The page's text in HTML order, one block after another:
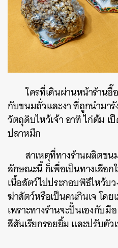
ใครที่เดินผ่านหน้าร้านอื๊
กับขนมถั่วและงา ที่ถูกนำมา
วัตถุดิบไหว้เจ้า อาทิ ไก่ต้ม
ปลาหมึก
สาเหตุที่ทางร้านผลิตข
ลักษณะนี้ ก็เพื่อเป็นทางเลือ
เนื้อสัตว์ไปประกอบพิธีไหว้บ
ฆ่าสัตว์หรือเป็นคนกินเจ โด
เพราะทางร้านจะปั้นเองกับ
สีสันเรียกรอยยิ้ม และปรับตั